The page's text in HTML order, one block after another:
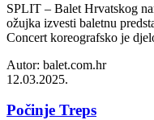
SPLIT – Balet Hrvatskog
ožujka izvesti baletnu
Concert koreografsko je
Autor: balet.com.hr
12.03.2025.
Počinje Treps